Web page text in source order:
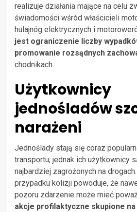
realizuje działania mające na celu
świadomości wśród właścicieli
hulajnóg elektrycznych i
jest ograniczenie liczby
promowanie rozsądnych
chodnikach.
Użytkownicy
jednośladów
narażeni
Jednoślady stają się coraz
transportu, jednak ich użytkownicy
najbardziej zagrożonych na
przypadku kolizji powoduje, że
pozoru zdarzenie może mieć
akcje profilaktyczne skupione